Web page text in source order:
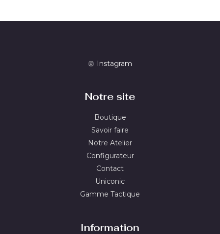
Instagram
Notre site
Boutique
Savoir faire
Notre Atelier
Configurateur
Contact
Uniconic
Gamme Tactique
Information